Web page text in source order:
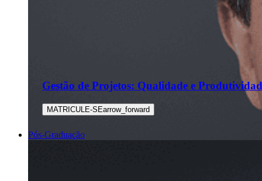
Gestão de Projetos: Qualidade e
MATRICULE-SEarrow_forward
Pós-Graduação